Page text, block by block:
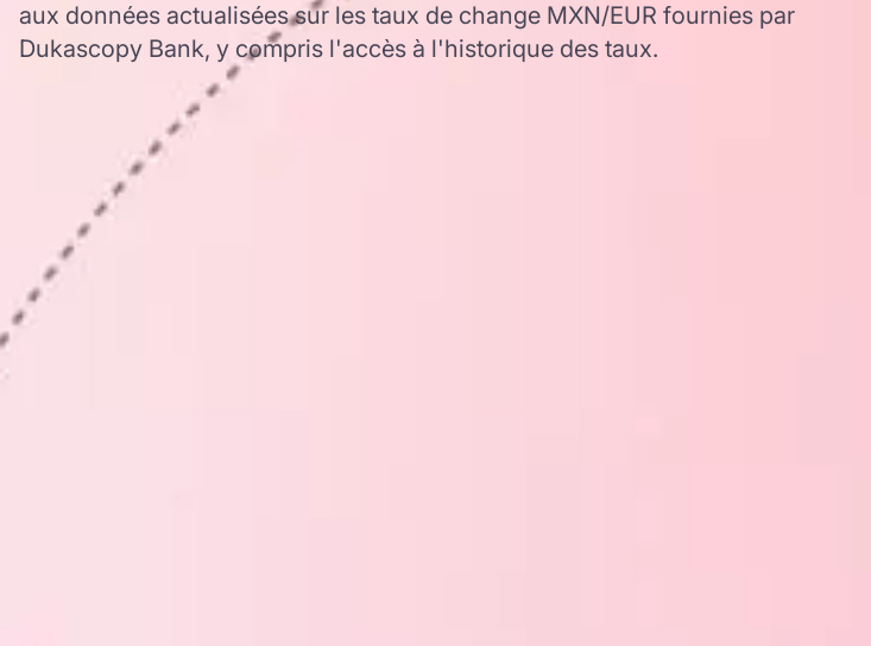
aux données actualisées sur les taux de change MXN/EUR fournies par
Dukascopy Bank, y compris l'accès à l'historique des taux.